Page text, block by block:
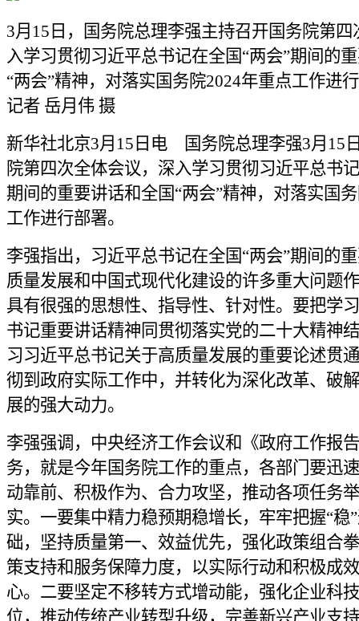
3月15日，国务院总理李强主持召开国务院第
入学习贯彻习近平总书记在全国“两会”期间的
“两会”精神，对落实国务院2024年重点工作进
记者 岳月伟 摄
新华社北京3月15日电 国务院总理李强3月15
院第四次全体会议，深入学习贯彻习近平总书
期间的重要讲话和全国“两会”精神，对落实国
工作进行部署。
李强指出，习近平总书记在全国“两会”期间的
质量发展和中国式现代化建设的许多重大问题
具有很强的思想性、指导性、针对性。要把学
书记重要讲话精神同贯彻落实党的二十大精神
习习近平总书记关于高质量发展的重要论述贯
彻到政府实际工作中，并转化为深化改革、破
展的强大动力。
李强强调，中央经济工作会议和《政府工作报
务，就是今年国务院工作的重点，各部门要迅
动靠前、积极作为、合力攻坚，推动各项任务
实。一要集中精力稳预期稳增长，牢牢把握“稳
础，坚持质量第一、效益优先，强化政策组合
策支持和服务保障力度，以实际行动和积极成
心。二要坚定不移转方式增动能，强化企业科